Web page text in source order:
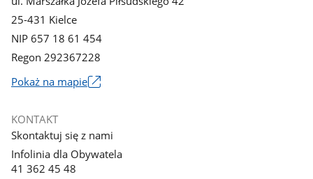
25-431 Kielce
NIP 657 18 61 454
Regon 292367228
Pokaż na mapieLink
nowym
oknie
KONTAKT
Skontaktuj się z nami
Infolinia dla Obywatela
41 362 45 48